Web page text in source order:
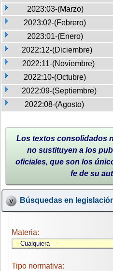
2023:03-(Marzo)
2023:02-(Febrero)
2023:01-(Enero)
2022:12-(Diciembre)
2022:11-(Noviembre)
2022:10-(Octubre)
2022:09-(Septiembre)
2022:08-(Agosto)
Los textos consolidados
no sustituyen a los
oficiales, que son los
fe de su
Búsquedas en
Materia:
Tipo normativa: